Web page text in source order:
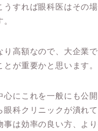
うすれば眼科医はその
り高額なので、大企業
が重要かと思います。
心にこれを一般にも公
眼科クリニックが潰れ
は効率の良い方、よ